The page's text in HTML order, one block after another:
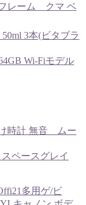
レーム クマ ベ
3本(ビタブラ
Wi-Fiモデル
時計 無音 ムー
スペースグレイ
多用ゲ/ビ